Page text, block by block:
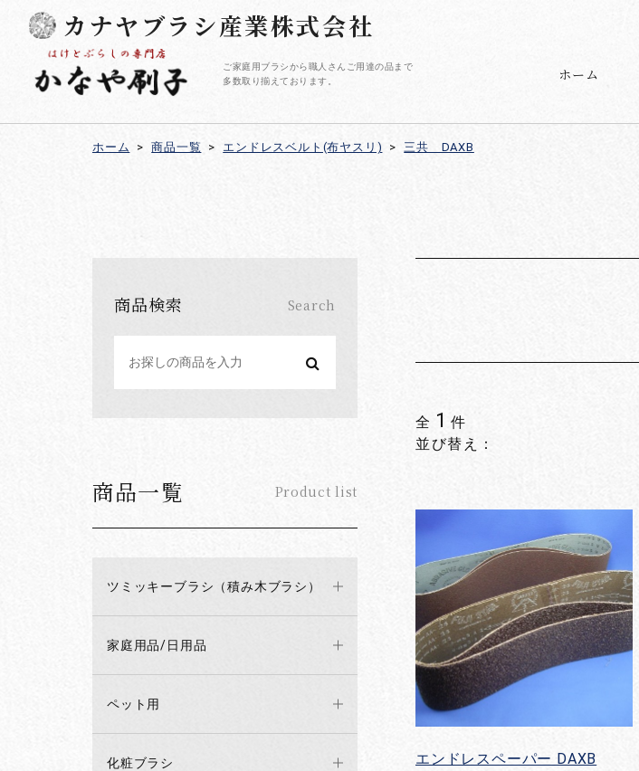
カナヤブラシ産業株式会社
ご家庭用ブラシから職人さんご用達の品まで
多数取り揃えております。
ホーム
ホーム > 商品一覧 > エンドレスベルト(布ヤスリ) > 三共 DAXB
商品検索 Search
商品一覧 Product list
ツミッキーブラシ（積み木ブラシ）
家庭用品/日用品
ペット用
化粧ブラシ
全 1 件
並び替え：
エンドレスペーパー DAXB